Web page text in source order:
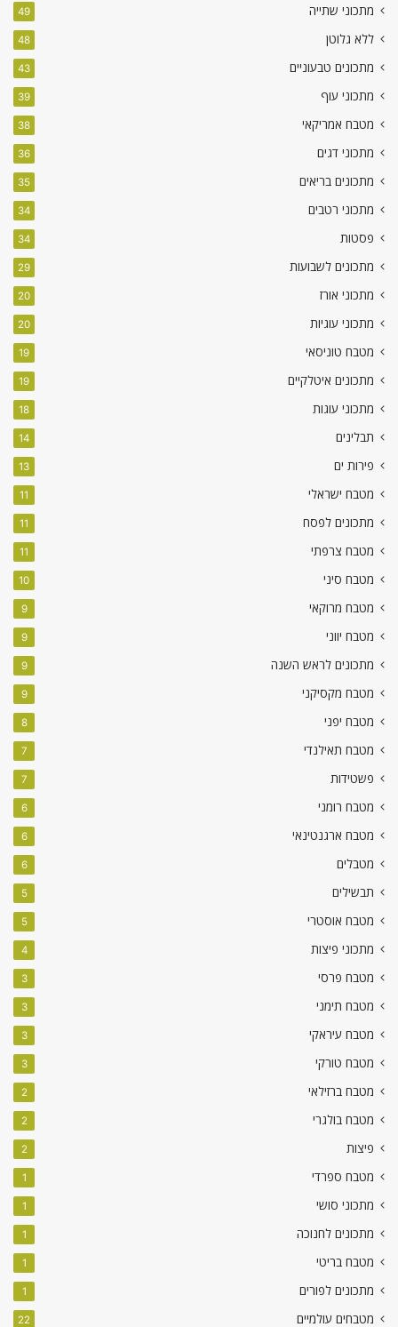
מתכוני שתייה 49
ללא גלוטן 48
מתכונים טבעוניים 43
מתכוני עוף 39
מטבח אמריקאי 38
מתכוני דגים 36
מתכונים בריאים 35
מתכוני רטבים 34
פסטות 34
מתכונים לשבועות 29
מתכוני אורז 20
מתכוני עוגיות 20
מטבח טוניסאי 19
מתכונים איטלקיים 19
מתכוני עוגות 18
תבלינים 14
פירות ים 13
מטבח ישראלי 11
מתכונים לפסח 11
מטבח צרפתי 11
מטבח סיני 10
מטבח מרוקאי 9
מטבח יווני 9
מתכונים לראש השנה 9
מטבח מקסיקני 9
מטבח יפני 8
מטבח תאילנדי 7
פשטידות 7
מטבח רומני 6
מטבח ארגנטינאי 6
מטבלים 6
תבשילים 5
מטבח אוסטרי 5
מתכוני פיצות 4
מטבח פרסי 3
מטבח תימני 3
מטבח עיראקי 3
מטבח טורקי 3
מטבח ברזילאי 2
מטבח בולגרי 2
פיצות 2
מטבח ספרדי 1
מתכוני סושי 1
מתכונים לחנוכה 1
מטבח בריטי 1
מתכונים לפורים 1
מטבחים עולמיים 22